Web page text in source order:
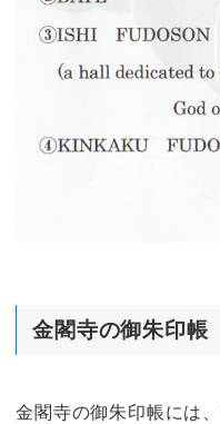
金閣寺の御朱印帳
金閣寺の御朱印帳には、